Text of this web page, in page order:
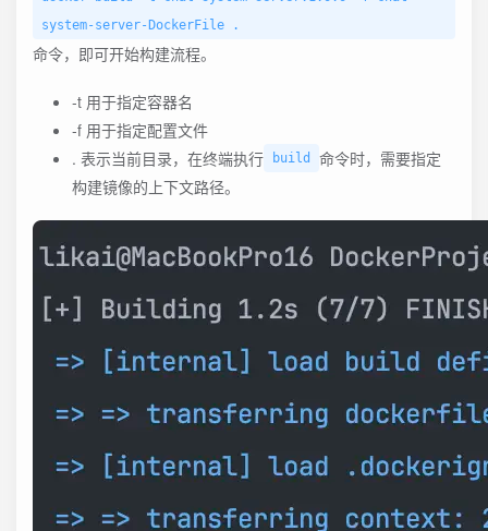
system-server-DockerFile .
命令，即可开始构建流程。
-t 用于指定容器名
-f 用于指定配置文件
. 表示当前目录，在终端执行
build
命令时，需要指定
构建镜像的上下文路径。